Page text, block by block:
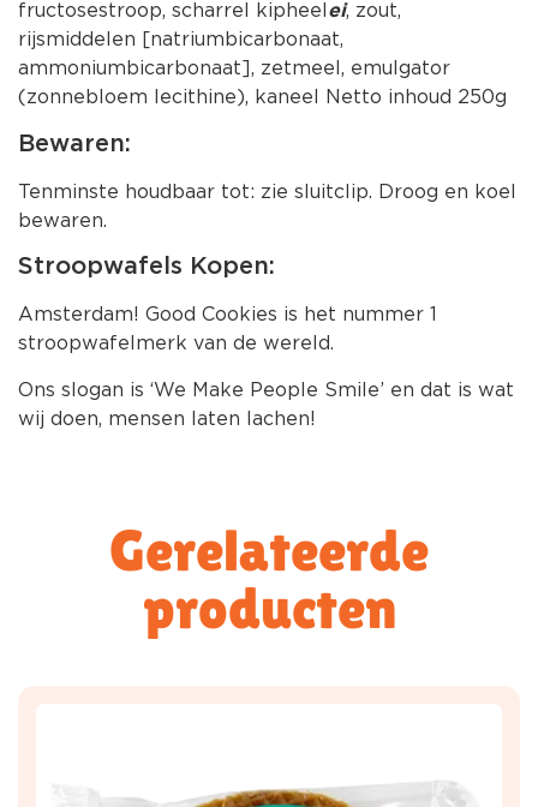
fructosestroop, scharrel kipheel ei, zout,
rijsmiddelen [natriumbicarbonaat,
ammoniumbicarbonaat], zetmeel, emulgator
(zonnebloem lecithine), kaneel Netto inhoud 250g
Bewaren:
Tenminste houdbaar tot: zie sluitclip. Droog en koel
bewaren.
Stroopwafels Kopen:
Amsterdam! Good Cookies is het nummer 1
stroopwafelmerk van de wereld.
Ons slogan is ‘We Make People Smile’ en dat is wat
wij doen, mensen laten lachen!
Gerelateerde
producten